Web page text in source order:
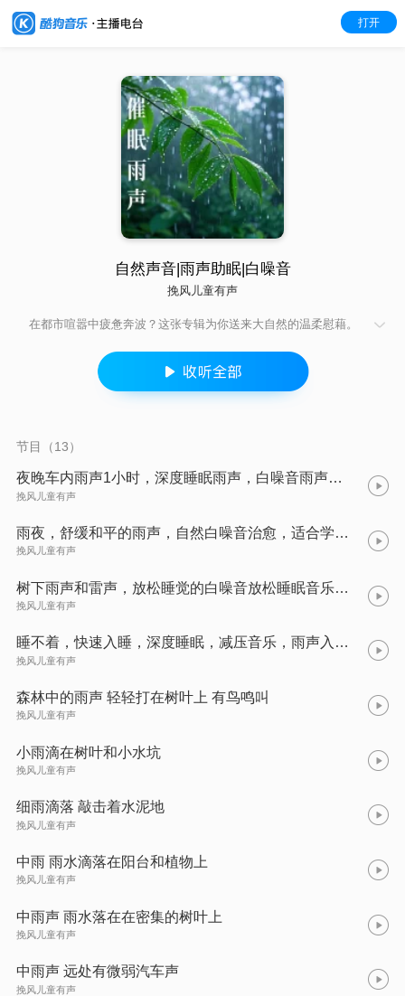
打开
自然声音|雨声助眠|白噪音
挽风儿童有声
在都市喧嚣中疲惫奔波？这张专辑为你送来大自然的温柔慰藉。
你卸下疲惫，酣然入梦 。
节目（13）
夜晚车内雨声1小时，深度睡眠雨声，白噪音雨声，大自然音乐，治愈
挽风儿童有声
雨夜，舒缓和平的雨声，自然白噪音治愈，适合学习听，适合睡不着听
挽风儿童有声
树下雨声和雷声，放松睡觉的白噪音放松睡眠音乐，自然音乐
挽风儿童有声
睡不着，快速入睡，深度睡眠，减压音乐，雨声入睡，学习
挽风儿童有声
森林中的雨声 轻轻打在树叶上 有鸟鸣叫
挽风儿童有声
小雨滴在树叶和小水坑
挽风儿童有声
细雨滴落 敲击着水泥地
挽风儿童有声
中雨 雨水滴落在阳台和植物上
挽风儿童有声
中雨声 雨水落在在密集的树叶上
挽风儿童有声
中雨声 远处有微弱汽车声
挽风儿童有声